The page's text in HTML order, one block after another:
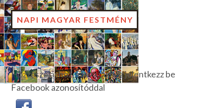
NAPI MAGYAR FESTMÉNY
Hozzászóláshoz, szavazáshoz jelentkezz be
Facebook azonosítóddal